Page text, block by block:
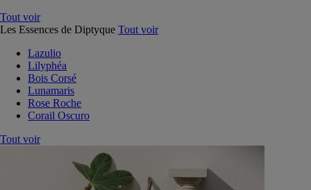
Tout voir
Les Essences de Diptyque Tout voir
Lazulio
Lilyphéa
Bois Corsé
Lunamaris
Rose Roche
Corail Oscuro
Tout voir